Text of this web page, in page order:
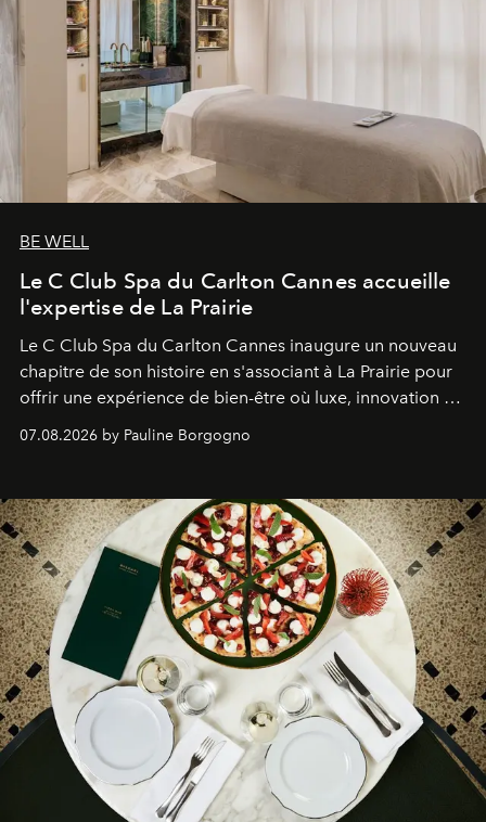
BE WELL
Le C Club Spa du Carlton Cannes accueille
l'expertise de La Prairie
Le C Club Spa du Carlton Cannes inaugure un nouveau
chapitre de son histoire en s'associant à La Prairie pour
offrir une expérience de bien-être où luxe, innovation et
expertise se rencontrent.
07.08.2026 by Pauline Borgogno